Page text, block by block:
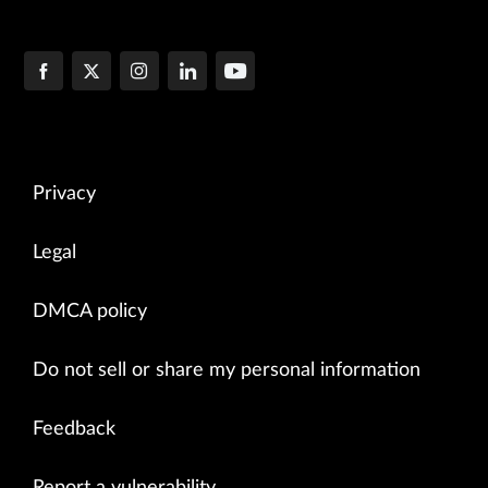
Privacy
Legal
DMCA policy
Do not sell or share my personal information
Feedback